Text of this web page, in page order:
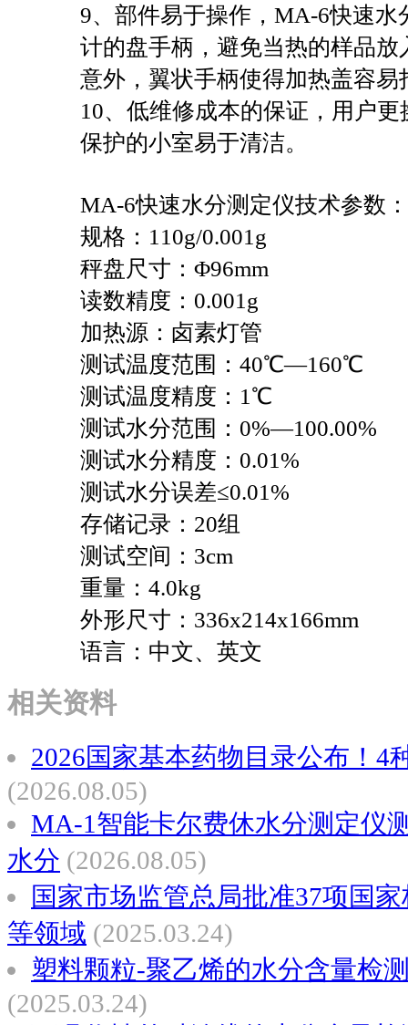
9、部件易于操作，MA-6快速
计的盘手柄，避免当热的样品
意外，翼状手柄使得加热盖容易
10、低维修成本的保证，用户
保护的小室易于清洁。
MA-6快速水分测定仪技术参数：
规格：110g/0.001g
秤盘尺寸：Φ96mm
读数精度：0.001g
加热源：卤素灯管
测试温度范围：40℃—160℃
测试温度精度：1℃
测试水分范围：0%—100.00%
测试水分精度：0.01%
测试水分误差≤0.01%
存储记录：20组
测试空间：3cm
重量：4.0kg
外形尺寸：336x214x166mm
语言：中文、英文
相关资料
2026国家基本药物目录公布！4
(2026.08.05)
MA-1智能卡尔费休水分测定仪
水分 (2026.08.05)
国家市场监管总局批准37项国
等领域 (2025.03.24)
塑料颗粒-聚乙烯的水分含量检
(2025.03.24)